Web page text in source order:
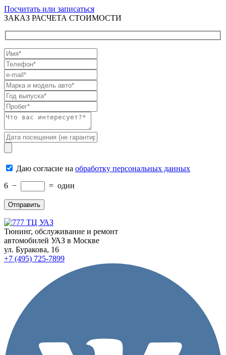
Посчитать или записаться
ЗАКАЗ РАСЧЕТА СТОИМОСТИ
Даю согласие на обработку персональных данных
6 − = один
Тюнинг, обслуживание и ремонт
автомобилей УАЗ в Москве
ул. Буракова, 16
+7 (495) 725-7899